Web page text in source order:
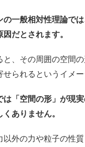
の一般相対性理論で
だとされます。
と、その周囲の空間
られるというイメー
は「空間の形」が現
ありません。
外の力や粒子の性質